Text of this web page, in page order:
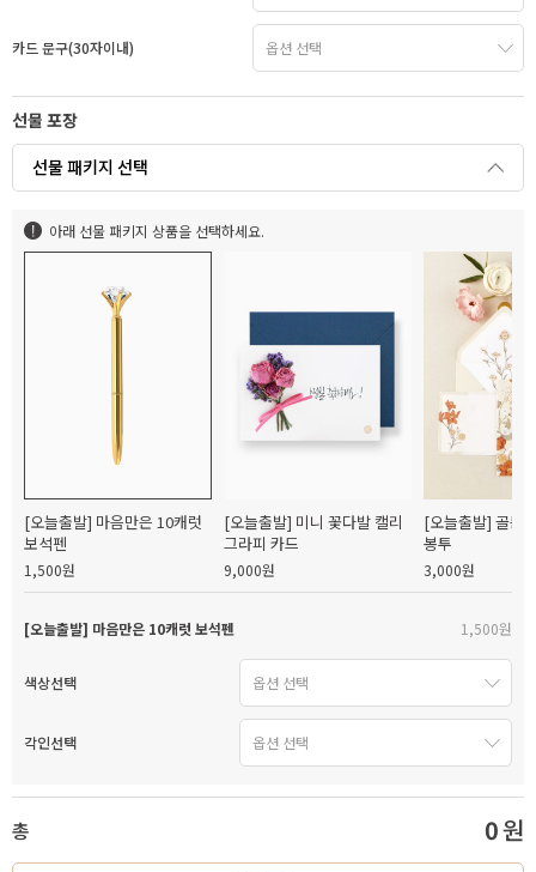
카드 문구(30자이내)
선물 포장
선물 패키지 선택
아래 선물 패키지 상품을 선택하세요.
[오늘출발] 마음만은 10캐럿
보석펜
1,500원
[오늘출발] 미니 꽃다발 캘리
그라피 카드
9,000원
[오늘출발] 골든
봉투
3,000원
[오늘출발] 마음만은 10캐럿 보석펜 1,500원
색상선택
각인선택
총 0원